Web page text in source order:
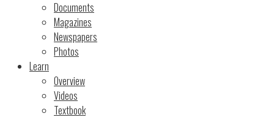
Documents
Magazines
Newspapers
Photos
Learn
Overview
Videos
Textbook